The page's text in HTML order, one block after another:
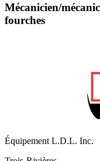
Mécanicien/
fourches
Équipement L.D.L. Inc.